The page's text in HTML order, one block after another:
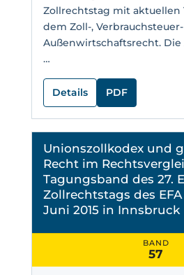
Zollrechtstag mit aktuellen
dem Zoll-,
Außenwirtschaftsrecht.
…
Details PDF
Unionszollkodex und
Recht im
Tagungsband des 27.
Zollrechtstags des EFA
Juni 2015 in Innsbruck
BAND
57